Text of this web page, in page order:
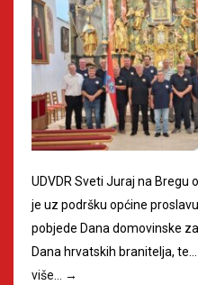
UDVDR Sveti Juraj na Bregu
je uz podršku općine
pobjede Dana domovinske
Dana hrvatskih branitelja, te…
više… →